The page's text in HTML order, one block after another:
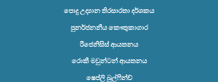
පොදු උද්‍යාන තිරසාරතා දර්ශකය
පුනර්ජනනීය කෞතුකාගාර
රීජෙනිසිස් ආයතනය
රොකී මවුන්ටන් ආයතනය
ෂෙප්ලි බුල්ෆින්ච්